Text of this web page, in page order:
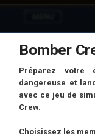
Bomber
Préparez votre
dangereuse et
avec ce jeu de
Crew.
Choisissez les